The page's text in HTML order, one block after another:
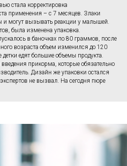
стала корректировка
применения – с 7 месяцев. Злаки
и могут вызывать реакции у малышей.
была изменена упаковка.
в баночках по 80 граммов, после
возраста объем изменился до 120
едят большие объемы продукта.
прикорма, которые обязательно
Дизайн же упаковки остался
не вызвал. На сегодня пюре